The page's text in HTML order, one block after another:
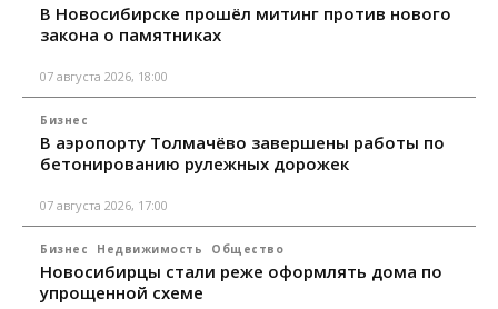
В Новосибирске прошёл митинг против нового
закона о памятниках
07 августа 2026, 18:00
Бизнес
В аэропорту Толмачёво завершены работы по
бетонированию рулежных дорожек
07 августа 2026, 17:00
Бизнес Недвижимость Общество
Новосибирцы стали реже оформлять дома по
упрощенной схеме